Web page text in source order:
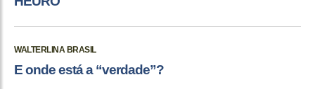
WALTERLINA BRASIL
E onde está a “verdade”?